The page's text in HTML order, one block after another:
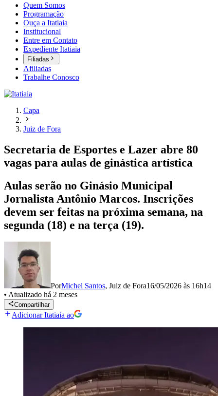
Quem Somos
Programação
Ouça a Itatiaia
Institucional
Entre em Contato
Expediente Itatiaia
Filiadas
Afiliadas
Trabalhe Conosco
Capa
Juiz de Fora
Secretaria de Esportes e Lazer abre 80
vagas para aulas de ginástica artística
Aulas serão no Ginásio Municipal
Jornalista Antônio Marcos. Inscrições
devem ser feitas na próxima semana, na
segunda (18) e na terça (19).
PorMichel Santos, Juiz de Fora16/05/2026 às 16h14
• Atualizado há 2 meses
Compartilhar
Adicionar Itatiaia ao